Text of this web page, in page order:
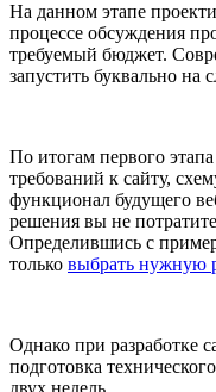
На данном этапе
процессе обсуждения
требуемый бюджет.
запустить буквально
По итогам первого
требований к сайту,
функционал будущего
решения вы не
Определившись с
только выбрать нужную
Однако при разработке
подготовка